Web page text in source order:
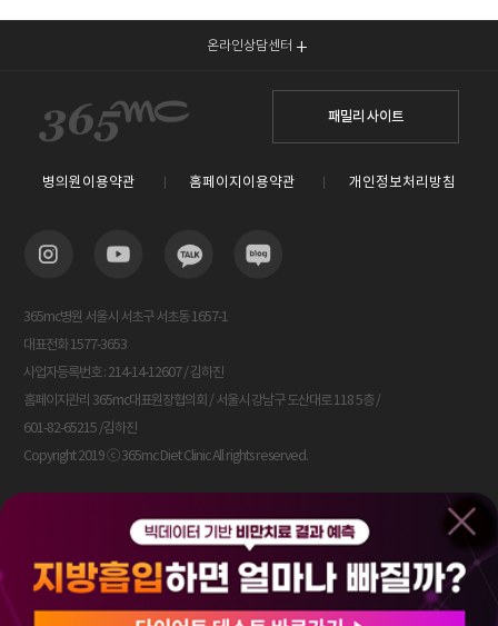
온라인상담센터
패밀리 사이트
병의원이용약관 홈페이지이용약관 개인정보처리방침
365mc병원 서울시 서초구 서초동 1657-1
대표전화 1577-3653
사업자등록번호 : 214-14-12607 / 김하진
홈페이지관리 365mc대표원장협의회 / 서울시 강남구 도산대로 118 5층 /
601-82-65215 /김하진
Copyright 2019 ⓒ 365mc Diet Clinic All rights reserved.